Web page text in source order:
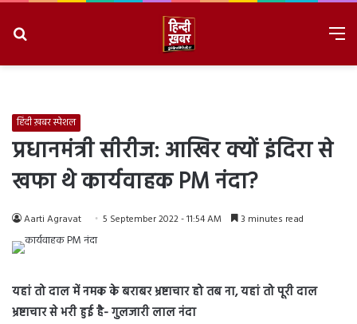
हिंदी ख़बर स्पेशल
प्रधानमंत्री सीरीज: आखिर क्यों इंदिरा से
खफा थे कार्यवाहक PM नंदा?
Aarti Agravat 5 September 2022 - 11:54 AM 3 minutes read
यहां तो दाल में नमक के बराबर भ्रष्टाचार हो तब ना, यहां तो पूरी दाल
भ्रष्टाचार से भरी हुई है- गुलजारी लाल नंदा